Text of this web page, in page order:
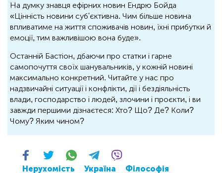
На думку знавця ефірних новин Ендрю Бойда
«Цінність новини суб'єктивна. Чим більше новина
впливатиме на життя споживачів новин, їхні прибутки й
емоції, тим важливішою вона буде».
Останній Бастіон, дбаючи про статки і гарне
самопочуття своїх шанувальників, у кожній новині
максимально конкретний. Читайте у нас про
надзвичайні ситуації і конфлікти, дії і бездіяльність
влади, господарство і людей, злочини і проєкти, і ви
завжди першими дізнаєтеся: Хто? Що? Де? Коли?
Чому? Яким чином?
Нерухомість Україна Філософія